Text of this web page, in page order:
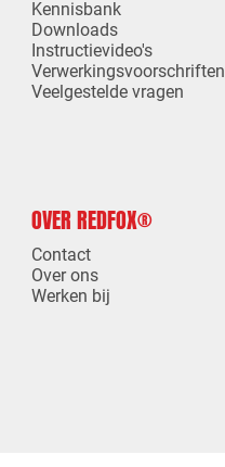
Kennisbank
Downloads
Instructievideo's
Verwerkingsvoorschriften
Veelgestelde vragen
OVER REDFOX®
Contact
Over ons
Werken bij